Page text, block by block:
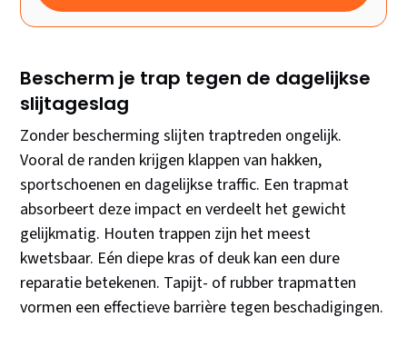
Bescherm je trap tegen de dagelijkse
slijtageslag
Zonder bescherming slijten traptreden ongelijk.
Vooral de randen krijgen klappen van hakken,
sportschoenen en dagelijkse traffic. Een trapmat
absorbeert deze impact en verdeelt het gewicht
gelijkmatig. Houten trappen zijn het meest
kwetsbaar. Eén diepe kras of deuk kan een dure
reparatie betekenen. Tapijt- of rubber trapmatten
vormen een effectieve barrière tegen beschadigingen.